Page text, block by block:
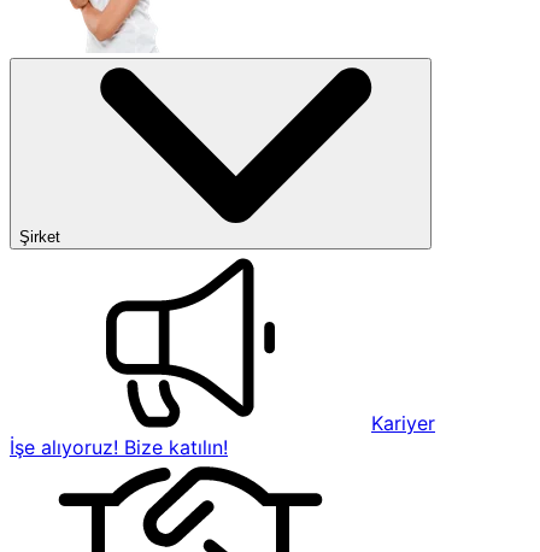
Şirket
Kariyer
İşe alıyoruz! Bize katılın!